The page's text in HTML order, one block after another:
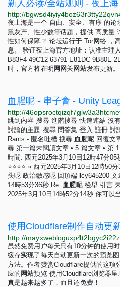
新人必读/全站规则 - 夜上海
夜上海是一个 自由、安全、有序 的论
黑灰产、性少数等话题，提供 高质量
性如何保障？ 论坛运行于 Tor网络 ，
息。 验证夜上海官方地址：认准主理
B83F4 49C12 63791 E81DC 9B80E
时，官方将在明 网 网 关网站发布更新
血腥呢 - 串子會 - Unity
跳到內容 搜尋 進階搜尋 快速連結 沒
討論的主題 搜尋 問答集 登入 註冊 討
Rants - 匿名吐槽 搜尋 血腥呢 回覆文
尋 第一篇未閱讀文章 • 5 篇文章 • 第 1
時間: 西元2025年3月10日12時47分05
⭐⭐⭐⭐ » 西元2025年3月10日12時50
头呢 政治敏感呢 回頂端 lcy645200
14時53分36秒 Re: 血腥呢 檢舉 引言
2025年3月10日14時52分14秒 你可以
虽然免费用户每天只有10分钟的使用
缓存实现了每天自动更新一次的预览
方法。作者赞赏Cloudflare提供的这
应的 网站预览 使用Cloudflare浏览器
真是越来越多了，而且还免费！